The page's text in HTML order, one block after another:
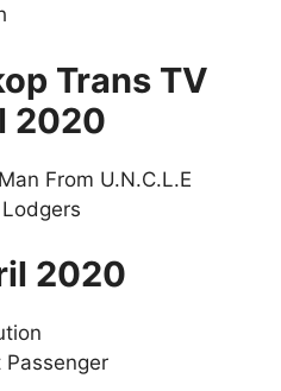
Trans TV
2020
From U.N.C.L.E
2020
Passenger